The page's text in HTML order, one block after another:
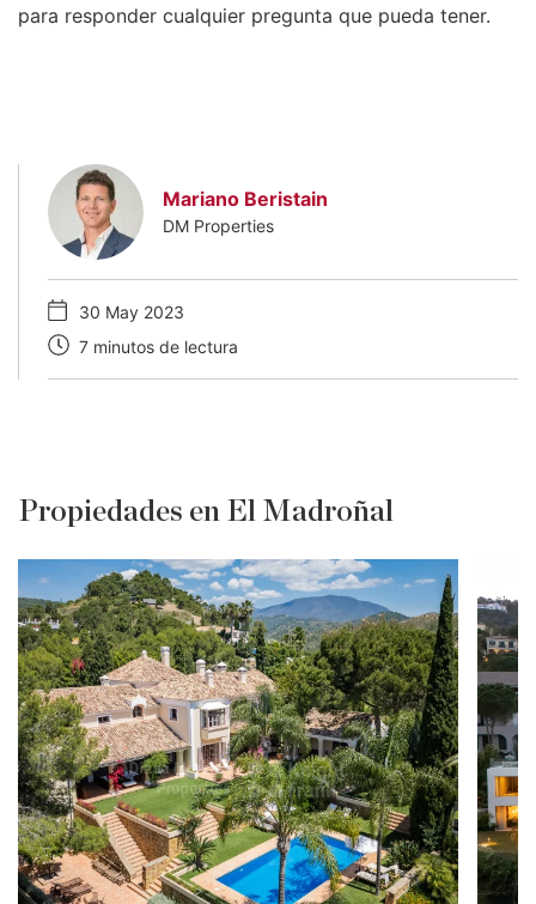
para responder cualquier pregunta que pueda tener.
Mariano Beristain
DM Properties
30 May 2023
7 minutos de lectura
Propiedades en El Madroñal